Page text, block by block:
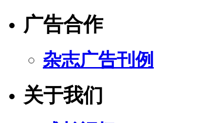
广告合作
杂志广告刊例
关于我们